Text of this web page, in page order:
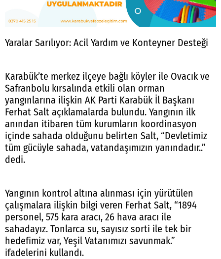
Yaralar Sarılıyor: Acil Yardım ve Konteyner Desteği
Karabük’te merkez ilçeye bağlı köyler ile Ovacık ve
Safranbolu kırsalında etkili olan orman
yangınlarına ilişkin AK Parti Karabük İl Başkanı
Ferhat Salt açıklamalarda bulundu. Yangının ilk
anından itibaren tüm kurumların koordinasyon
içinde sahada olduğunu belirten Salt, “Devletimiz
tüm gücüyle sahada, vatandaşımızın yanındadır..”
dedi.
Yangının kontrol altına alınması için yürütülen
çalışmalara ilişkin bilgi veren Ferhat Salt, “1894
personel, 575 kara aracı, 26 hava aracı ile
sahadayız. Tonlarca su, sayısız sorti ile tek bir
hedefimiz var, Yeşil Vatanımızı savunmak.”
ifadelerini kullandı.